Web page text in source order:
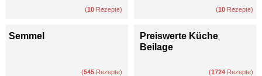
(10 Rezepte) (10 Rezepte)
Semmel
(545 Rezepte)
Preiswerte Küche
Beilage
(1724 Rezepte)